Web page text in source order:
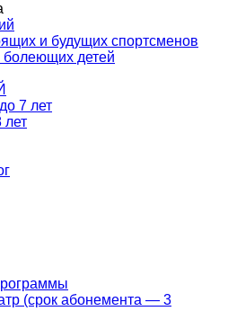
и будущих спортсменов
болеющих детей
7 лет
лет
(срок абонемента — 3